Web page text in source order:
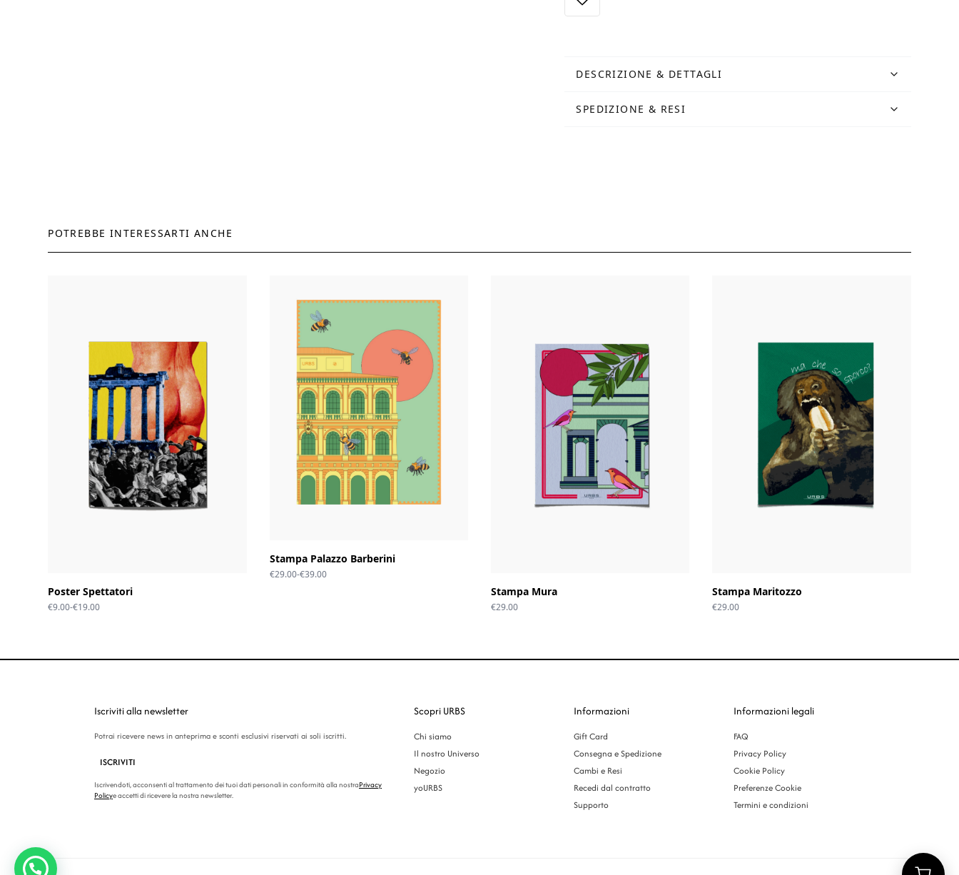
quantità
DESCRIZIONE & DETTAGLI
SPEDIZIONE & RESI
POTREBBE INTERESSARTI ANCHE
Poster Spettatori
€9.00-€19.00Fascia
a
Stampa Palazzo Barberini
€29.00-€39.00Fascia
Stampa Mura
€29.00
Stampa Maritozzo
€29.00
Iscriviti alla newsletter
Potrai ricevere news in anteprima e sconti esclusivi riservati ai soli iscritti.
ISCRIVITI
Iscrivendoti, acconsenti al trattamento dei tuoi dati personali in conformità alla nostraPrivacy
Policye accetti di ricevere la nostra newsletter.
Scopri URBS
Chi siamo
Il nostro Universo
Negozio
yoURBS
Informazioni
Gift Card
Consegna e Spedizione
Cambi e Resi
Recedi dal contratto
Supporto
Informazioni legali
FAQ
Privacy Policy
Cookie Policy
Preferenze Cookie
Termini e condizioni